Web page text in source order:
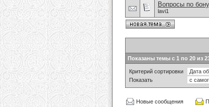
Вопросы по
lavi1
Показаны темы с 1 по 20 из
Критерий сортировки
Показать
Новые сообщения